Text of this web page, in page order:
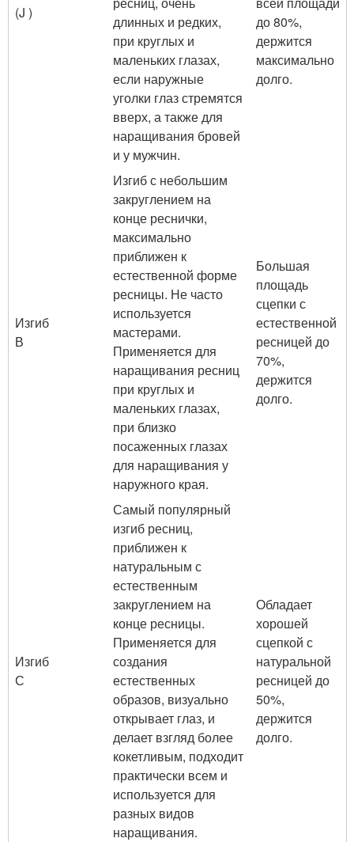
(J )
длинных и редких,
при круглых и
маленьких глазах,
если наружные
уголки глаз стремятся
вверх, а также для
наращивания бровей
и у мужчин.
до 80%,
держится
максимально
долго.
Изгиб
В
Изгиб с небольшим
закруглением на
конце реснички,
максимально
приближен к
естественной форме
ресницы. Не часто
используется
мастерами.
Применяется для
наращивания ресниц
при круглых и
маленьких глазах,
при близко
посаженных глазах
для наращивания у
наружного края.
Большая
площадь
сцепки с
естественной
ресницей до
70%,
держится
долго.
Изгиб
С
Самый популярный
изгиб ресниц,
приближен к
натуральным с
естественным
закруглением на
конце ресницы.
Применяется для
создания
естественных
образов, визуально
открывает глаз, и
делает взгляд более
кокетливым, подходит
практически всем и
используется для
разных видов
наращивания.
Обладает
хорошей
сцепкой с
натуральной
ресницей до
50%,
держится
долго.